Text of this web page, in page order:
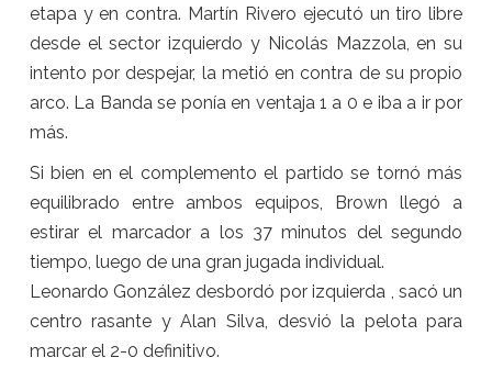
etapa y en contra. Martín Rivero ejecutó un tiro libre
desde el sector izquierdo y Nicolás Mazzola, en su
intento por despejar, la metió en contra de su propio
arco. La Banda se ponía en ventaja 1 a 0 e iba a ir por
más.
Si bien en el complemento el partido se tornó más
equilibrado entre ambos equipos, Brown llegó a
estirar el marcador a los 37 minutos del segundo
tiempo, luego de una gran jugada individual.
Leonardo González desbordó por izquierda , sacó un
centro rasante y Alan Silva, desvió la pelota para
marcar el 2-0 definitivo.